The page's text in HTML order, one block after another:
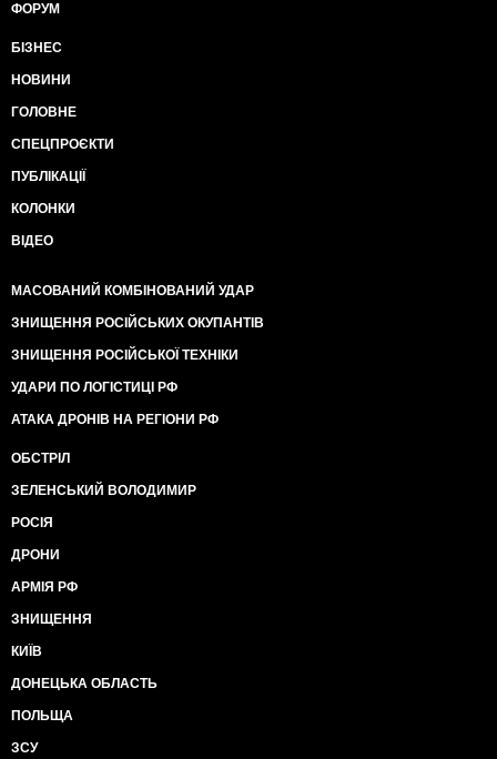
ФОРУМ
БІЗНЕС
НОВИНИ
ГОЛОВНЕ
СПЕЦПРОЄКТИ
ПУБЛІКАЦІЇ
КОЛОНКИ
ВІДЕО
МАСОВАНИЙ КОМБІНОВАНИЙ УДАР
ЗНИЩЕННЯ РОСІЙСЬКИХ ОКУПАНТІВ
ЗНИЩЕННЯ РОСІЙСЬКОЇ ТЕХНІКИ
УДАРИ ПО ЛОГІСТИЦІ РФ
АТАКА ДРОНІВ НА РЕГІОНИ РФ
ОБСТРІЛ
ЗЕЛЕНСЬКИЙ ВОЛОДИМИР
РОСІЯ
ДРОНИ
АРМІЯ РФ
ЗНИЩЕННЯ
КИЇВ
ДОНЕЦЬКА ОБЛАСТЬ
ПОЛЬЩА
ЗСУ